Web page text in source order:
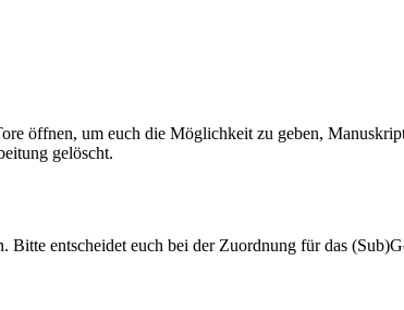
öffnen, um euch die Möglichkeit zu geben,
gelöscht.
Bitte entscheidet euch bei der Zuordnung für das